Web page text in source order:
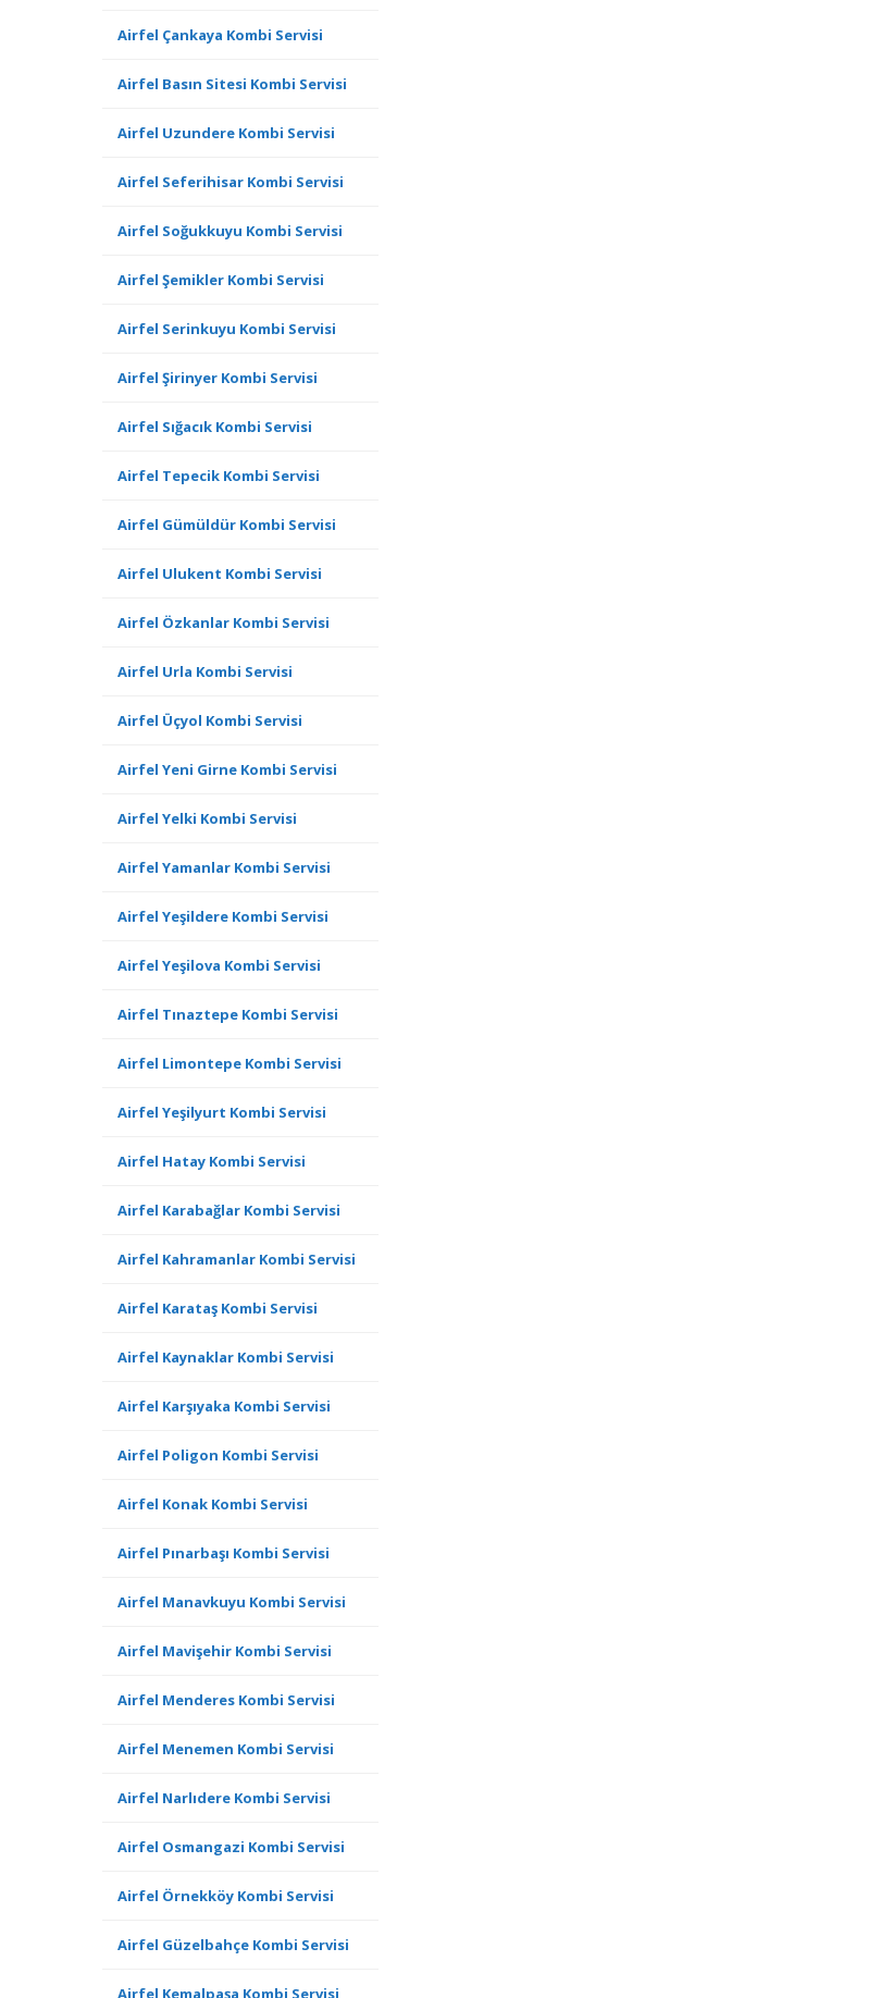
Airfel Çankaya Kombi Servisi
Airfel Basın Sitesi Kombi Servisi
Airfel Uzundere Kombi Servisi
Airfel Seferihisar Kombi Servisi
Airfel Soğukkuyu Kombi Servisi
Airfel Şemikler Kombi Servisi
Airfel Serinkuyu Kombi Servisi
Airfel Şirinyer Kombi Servisi
Airfel Sığacık Kombi Servisi
Airfel Tepecik Kombi Servisi
Airfel Gümüldür Kombi Servisi
Airfel Ulukent Kombi Servisi
Airfel Özkanlar Kombi Servisi
Airfel Urla Kombi Servisi
Airfel Üçyol Kombi Servisi
Airfel Yeni Girne Kombi Servisi
Airfel Yelki Kombi Servisi
Airfel Yamanlar Kombi Servisi
Airfel Yeşildere Kombi Servisi
Airfel Yeşilova Kombi Servisi
Airfel Tınaztepe Kombi Servisi
Airfel Limontepe Kombi Servisi
Airfel Yeşilyurt Kombi Servisi
Airfel Hatay Kombi Servisi
Airfel Karabağlar Kombi Servisi
Airfel Kahramanlar Kombi Servisi
Airfel Karataş Kombi Servisi
Airfel Kaynaklar Kombi Servisi
Airfel Karşıyaka Kombi Servisi
Airfel Poligon Kombi Servisi
Airfel Konak Kombi Servisi
Airfel Pınarbaşı Kombi Servisi
Airfel Manavkuyu Kombi Servisi
Airfel Mavişehir Kombi Servisi
Airfel Menderes Kombi Servisi
Airfel Menemen Kombi Servisi
Airfel Narlıdere Kombi Servisi
Airfel Osmangazi Kombi Servisi
Airfel Örnekköy Kombi Servisi
Airfel Güzelbahçe Kombi Servisi
Airfel Kemalpaşa Kombi Servisi